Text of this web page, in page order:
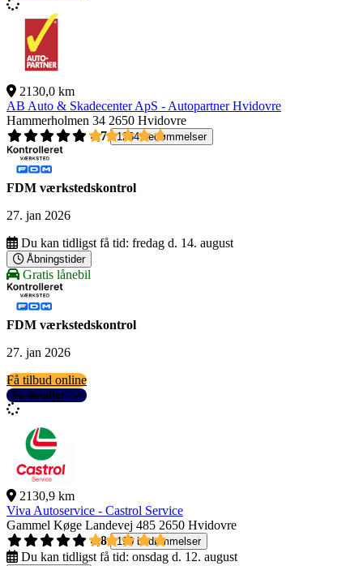
2130,0 km
AB Auto & Skadecenter ApS - Autopartner Hvidovre
Hammerholmen 34 2650 Hvidovre
4,7
1264 bedømmelser
FDM værkstedskontrol
27. jan 2026
Du kan tidligst få tid: fredag d. 14. august
Åbningstider
Gratis lånebil
FDM værkstedskontrol
27. jan 2026
Få tilbud online
Se detaljer
2130,9 km
Viva Autoservice - Castrol Service
Gammel Køge Landevej 485 2650 Hvidovre
4,8
190 bedømmelser
Du kan tidligst få tid: onsdag d. 12. august